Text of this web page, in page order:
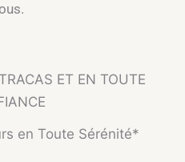
ET EN TOUTE
en Toute Sérénité*